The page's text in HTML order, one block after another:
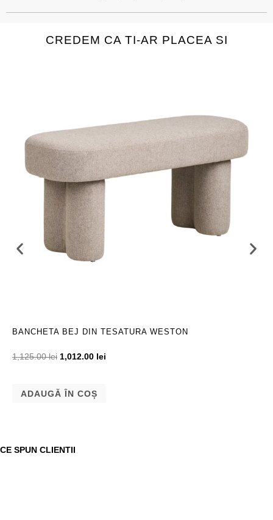
CREDEM CA TI-AR PLACEA SI
BANCHETA BEJ DIN TESATURA WESTON
1,125.00lei 1,012.00 lei
ADAUGĂ ÎN COȘ
CE SPUN CLIENTII